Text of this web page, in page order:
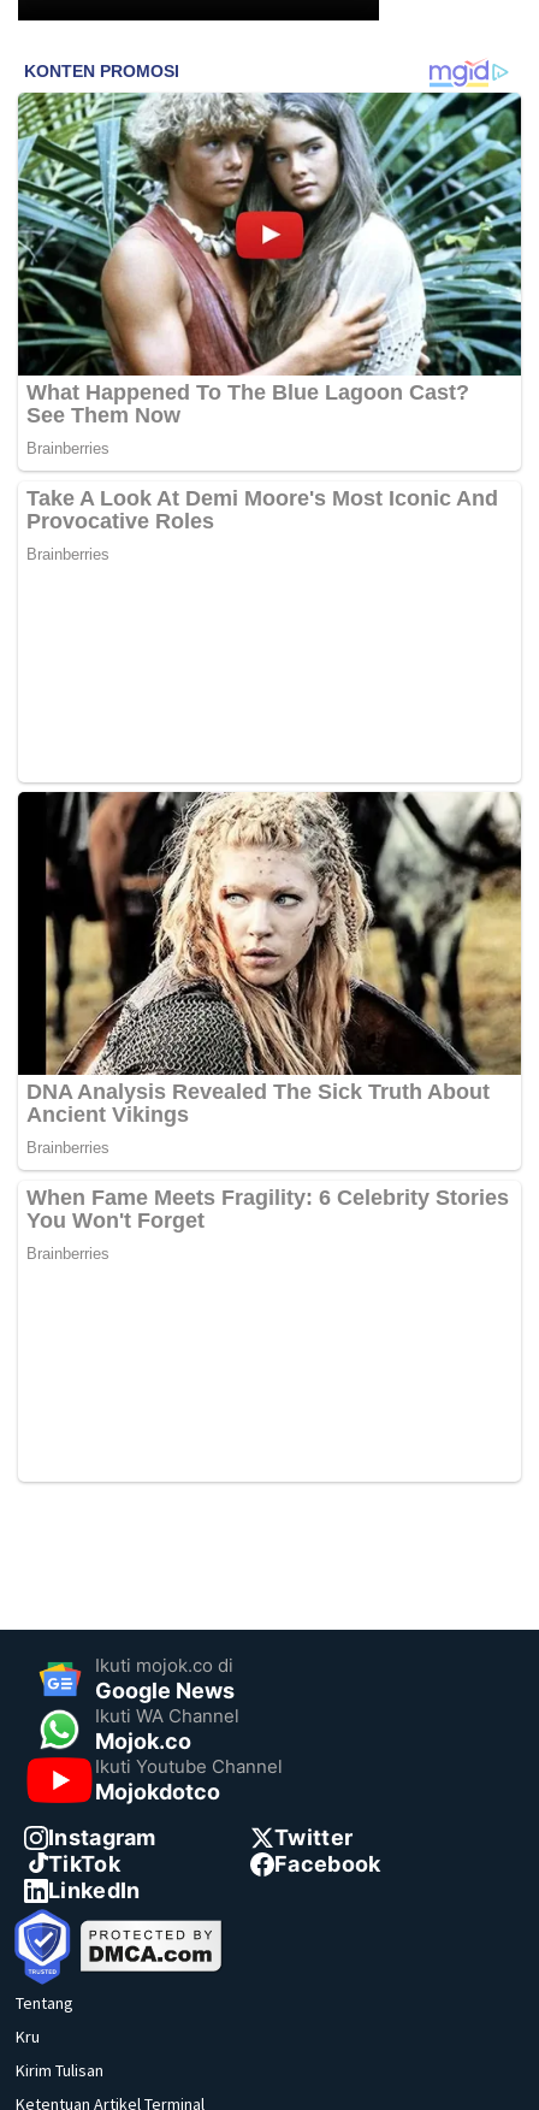
Ikuti mojok.co di
Google News
Ikuti WA Channel
Mojok.co
Ikuti Youtube Channel
Mojokdotco
Instagram
Twitter
TikTok
Facebook
LinkedIn
Tentang
Kru
Kirim Tulisan
Ketentuan Artikel Terminal